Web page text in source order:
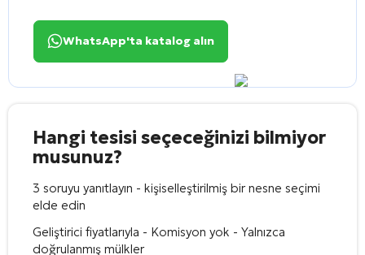
WhatsApp'ta katalog alın
Hangi tesisi seçeceğinizi bilmiyor
musunuz?
3 soruyu yanıtlayın - kişiselleştirilmiş bir nesne seçimi
elde edin
Geliştirici fiyatlarıyla - Komisyon yok - Yalnızca
doğrulanmış mülkler